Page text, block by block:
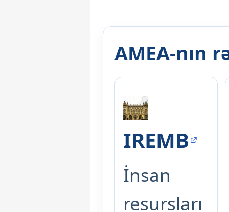
AMEA-nın
IREMB
İnsan
resursları